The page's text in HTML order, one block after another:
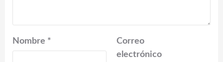
Nombre *
Correo
electrónico